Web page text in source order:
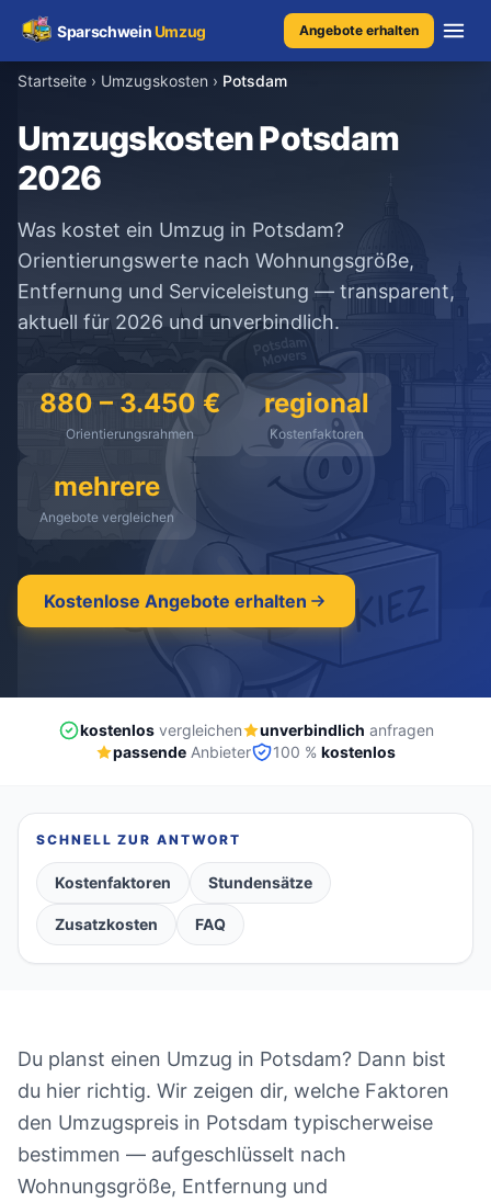
SparschweinUmzug Angebote erhalten
Umzugskosten
Kostenrechner
Ratgeber
Kostenlose Beratung
kostenlos 100% kostenlos
Startseite › Umzugskosten › Potsdam
Umzugskosten Potsdam
2026
Was kostet ein Umzug in Potsdam?
Orientierungswerte nach Wohnungsgröße,
Entfernung und Serviceleistung — transparent,
aktuell für 2026 und unverbindlich.
880 – 3.450 €
Orientierungsrahmen
regional
Kostenfaktoren
mehrere
Angebote vergleichen
Kostenlose Angebote erhalten
kostenlosvergleichen unverbindlich anfragen
passende Anbieter 100 % kostenlos
SCHNELL ZUR ANTWORT
Kostenfaktoren Stundensätze
Zusatzkosten FAQ
Du planst einen Umzug in Potsdam? Dann bist
du hier richtig. Wir zeigen dir, welche Faktoren
den Umzugspreis in Potsdam typischerweise
bestimmen — aufgeschlüsselt nach
Wohnungsgröße, Entfernung und